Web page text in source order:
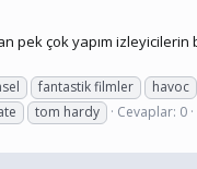
çok yapım izleyicilerin
fantastik filmler havoc
tom hardy Cevaplar: 0